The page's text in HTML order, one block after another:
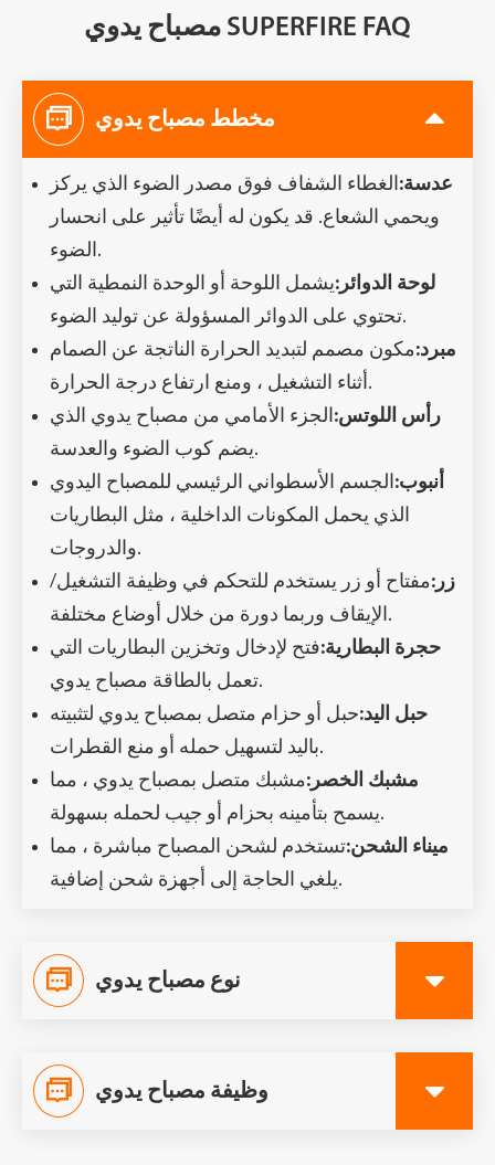
مصباح يدوي SUPERFIRE FAQ
 مخطط مصباح يدوي
عدسة:الغطاء الشفاف فوق مصدر الضوء الذي يركز
ويحمي الشعاع. قد يكون له أيضًا تأثير على انحسار
الضوء.
لوحة الدوائر:يشمل اللوحة أو الوحدة النمطية التي
تحتوي على الدوائر المسؤولة عن توليد الضوء.
مبرد:مكون مصمم لتبديد الحرارة الناتجة عن الصمام
أثناء التشغيل ، ومنع ارتفاع درجة الحرارة.
رأس اللوتس:الجزء الأمامي من مصباح يدوي الذي
يضم كوب الضوء والعدسة.
أنبوب:الجسم الأسطواني الرئيسي للمصباح اليدوي
الذي يحمل المكونات الداخلية ، مثل البطاريات
والدروجات.
زر:مفتاح أو زر يستخدم للتحكم في وظيفة التشغيل/
الإيقاف وربما دورة من خلال أوضاع مختلفة.
حجرة البطارية:فتح لإدخال وتخزين البطاريات التي
تعمل بالطاقة مصباح يدوي.
حبل اليد:حبل أو حزام متصل بمصباح يدوي لتثبيته
باليد لتسهيل حمله أو منع القطرات.
مشبك الخصر:مشبك متصل بمصباح يدوي ، مما
يسمح بتأمينه بحزام أو جيب لحمله بسهولة.
ميناء الشحن:تستخدم لشحن المصباح مباشرة ، مما
يلغي الحاجة إلى أجهزة شحن إضافية.
 نوع مصباح يدوي
 وظيفة مصباح يدوي